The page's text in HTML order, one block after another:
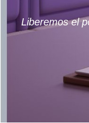
Liberemos el